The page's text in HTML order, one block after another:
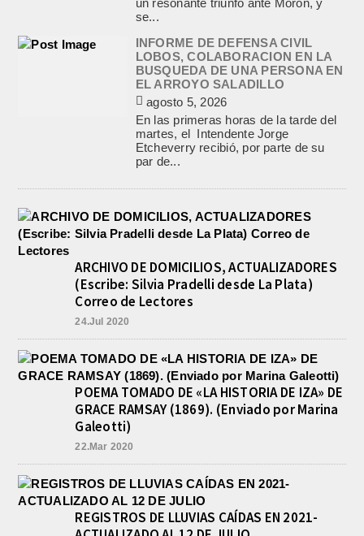
se...
INFORME DE DEFENSA CIVIL
LOBOS, COLABORACION EN LA
BUSQUEDA DE UNA PERSONA EN
EL ARROYO SALADILLO
agosto 5, 2026
En las primeras horas de la tarde del
martes, el Intendente Jorge
Etcheverry recibió, por parte de su
par de...
ARCHIVO DE DOMICILIOS, ACTUALIZADORES
(Escribe: Silvia Pradelli desde La Plata)
Correo de Lectores
24.Jul 2020
POEMA TOMADO DE «LA HISTORIA DE IZA» DE
GRACE RAMSAY (1869). (Enviado por Marina
Galeotti)
22.Mar 2020
REGISTROS DE LLUVIAS CAÍDAS EN 2021-